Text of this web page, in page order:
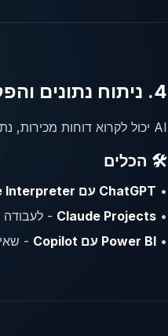
4. ניתוח נתונים והפקת תובנות
AI יכול לקרוא דוחות מכירות, נתוני אתר, פידבק לקוחות - ולהוציא תובנות תוך דקות במקום ימים של עבודה אנליטית.
🛠️ הכלים
• ChatGPT עם Code Interpreter
•
Claude Projects - לעבודה
• Power BI עם Copilot -